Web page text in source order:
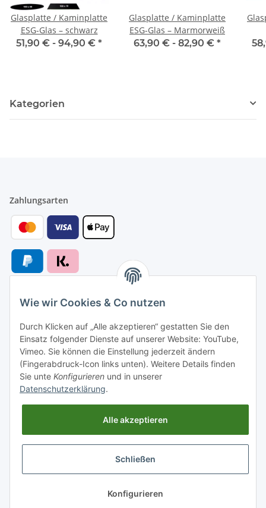
Glasplatte / Kaminplatte
ESG-Glas – schwarz
51,90 € - 94,90 € *
Glasplatte / Kaminplatte
ESG-Glas – Marmorweiß
63,90 € - 82,90 € *
Kategorien
Zahlungsarten
Versandarten
Versand nach
Gesetzliche Informationen
* Alle Preise inkl. gesetzlicher USt., zzgl.Versand
Wie wir Cookies & Co nutzen
Durch Klicken auf „Alle akzeptieren“ gestatten Sie den
Einsatz folgender Dienste auf unserer Website: YouTube,
Vimeo. Sie können die Einstellung jederzeit ändern
(Fingerabdruck-Icon links unten). Weitere Details finden
Sie unte Konfigurieren und in unserer
Datenschutzerklärung.
Alle akzeptieren
Schließen
Konfigurieren